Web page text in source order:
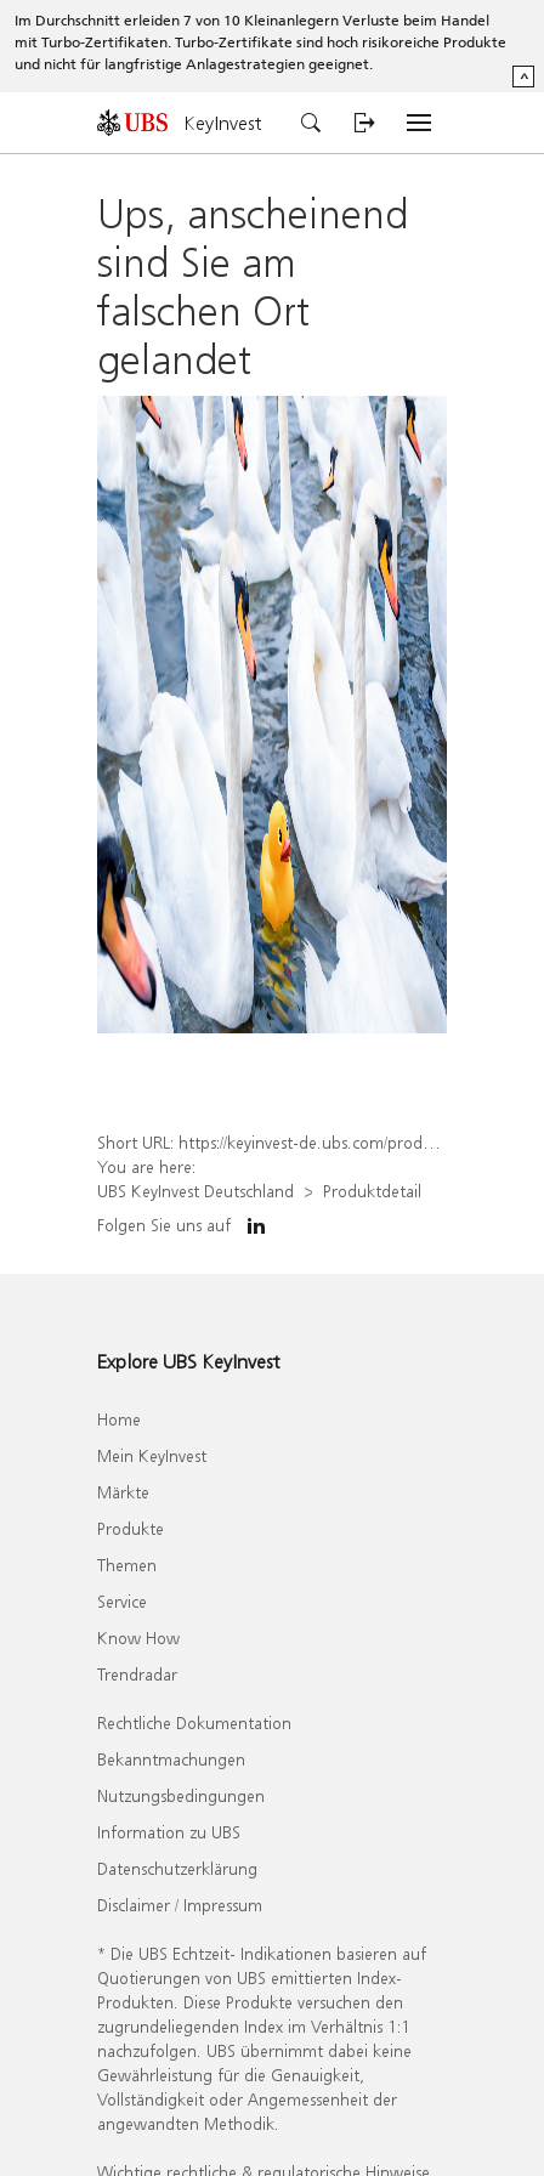
Im Durchschnitt erleiden 7 von 10 Kleinanlegern Verluste beim Handel
mit Turbo-Zertifikaten. Turbo-Zertifikate sind hoch risikoreiche Produkte
und nicht für langfristige Anlagestrategien geeignet.
^
KeyInvest
Ups, anscheinend
sind Sie am
falschen Ort
gelandet
Short URL: https://keyinvest-de.ubs.com/produkt/detail/index/isin/DE000WA7EWY2
You are here:
UBS KeyInvest Deutschland
Produktdetail
Folgen Sie uns auf
Explore UBS KeyInvest
Home
Mein KeyInvest
Märkte
Produkte
Themen
Service
Know How
Trendradar
Rechtliche Dokumentation
Bekanntmachungen
Nutzungsbedingungen
Information zu UBS
Datenschutzerklärung
Disclaimer / Impressum
* Die UBS Echtzeit- Indikationen basieren auf
Quotierungen von UBS emittierten Index-
Produkten. Diese Produkte versuchen den
zugrundeliegenden Index im Verhältnis 1:1
nachzufolgen. UBS übernimmt dabei keine
Gewährleistung für die Genauigkeit,
Vollständigkeit oder Angemessenheit der
angewandten Methodik.